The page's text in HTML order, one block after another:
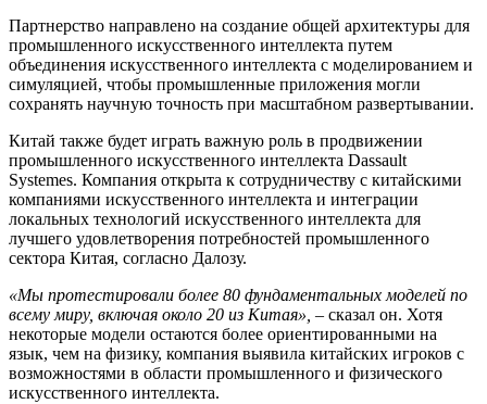
Партнерство направлено на создание общей архитектуры для
промышленного искусственного интеллекта путем
объединения искусственного интеллекта с моделированием и
симуляцией, чтобы промышленные приложения могли
сохранять научную точность при масштабном развертывании.
Китай также будет играть важную роль в продвижении
промышленного искусственного интеллекта Dassault
Systemes. Компания открыта к сотрудничеству с китайскими
компаниями искусственного интеллекта и интеграции
локальных технологий искусственного интеллекта для
лучшего удовлетворения потребностей промышленного
сектора Китая, согласно Далозу.
«Мы протестировали более 80 фундаментальных моделей по
всему миру, включая около 20 из Китая», – сказал он. Хотя
некоторые модели остаются более ориентированными на
язык, чем на физику, компания выявила китайских игроков с
возможностями в области промышленного и физического
искусственного интеллекта.